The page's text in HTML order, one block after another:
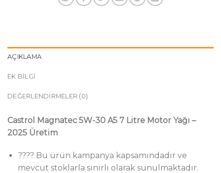
AÇIKLAMA
EK BILGI
DEĞERLENDIRMELER (0)
Castrol Magnatec 5W-30 A5 7 Litre Motor Yağı –
2025 Üretim
???? Bu ürün kampanya kapsamındadır ve
mevcut stoklarla sınırlı olarak sunulmaktadır.